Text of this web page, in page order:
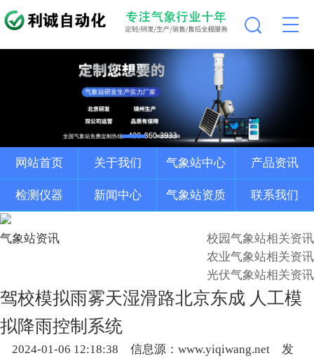
网站首页 关于我们 气象站中心 产品资讯
检测仪器 新闻中心 气象站资质 联系我们
气象站资讯
校园气象站相关资讯
农业气象站相关资讯
光伏气象站相关资讯
驾校模拟雨雾天湿滑路北京东成 人工模
拟降雨控制系统
2024-01-06 12:18:38 信息源：www.yiqiwang.net
发